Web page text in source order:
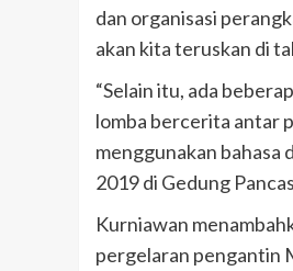
dan organisasi
akan kita teruskan di
“Selain itu, ada
lomba bercerita antar
menggunakan bahasa
2019 di Gedung
Kurniawan
pergelaran pengantin